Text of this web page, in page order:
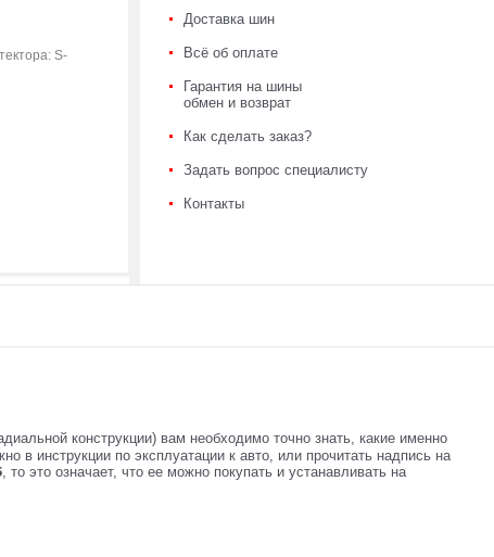
S-
Доставка шин
Всё об оплате
Гарантия на шины
обмен и возврат
Как сделать заказ?
Задать вопрос специалисту
Контакты
конструкции) вам необходимо точно знать, какие именно
в инструкции по эксплуатации к авто, или прочитать надпись на
, то это означает, что ее можно покупать и устанавливать на